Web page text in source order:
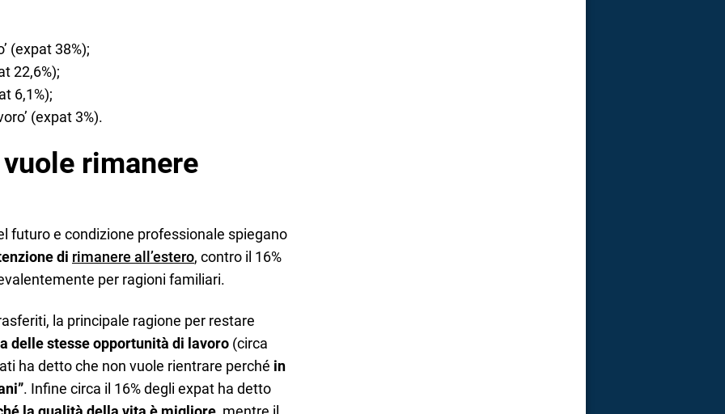
(expat 38%);
22,6%);
6,1%);
(expat 3%).
rimanere
futuro e condizione professionale spiegano
di rimanere all’estero, contro il 16%
per ragioni familiari.
la principale ragione per restare
delle stesse opportunità di lavoro (circa
ha detto che non vuole rientrare perché in
. Infine circa il 16% degli expat ha detto